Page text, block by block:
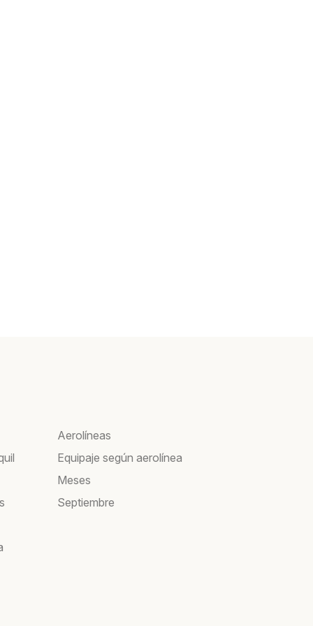
Aerolíneas
Equipaje según aerolínea
Meses
Septiembre